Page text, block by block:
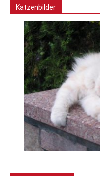
Katzenbilder